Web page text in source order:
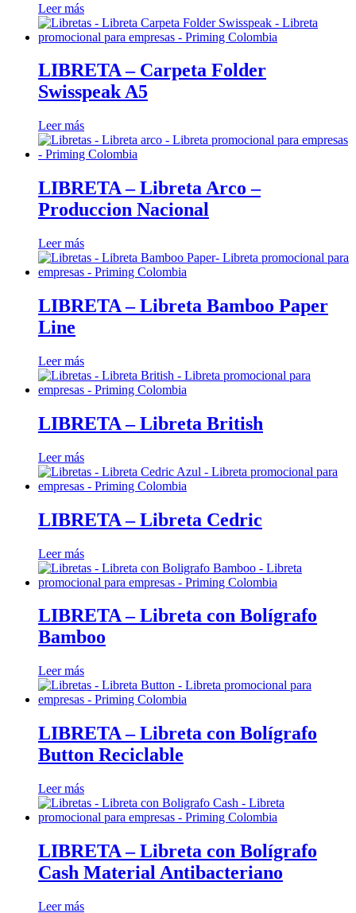
Leer más
LIBRETA – Carpeta Folder
Swisspeak A5
Leer más
LIBRETA – Libreta Arco –
Produccion Nacional
Leer más
LIBRETA – Libreta Bamboo Paper
Line
Leer más
LIBRETA – Libreta British
Leer más
LIBRETA – Libreta Cedric
Leer más
LIBRETA – Libreta con Bolígrafo
Bamboo
Leer más
LIBRETA – Libreta con Bolígrafo
Button Reciclable
Leer más
LIBRETA – Libreta con Bolígrafo
Cash Material Antibacteriano
Leer más